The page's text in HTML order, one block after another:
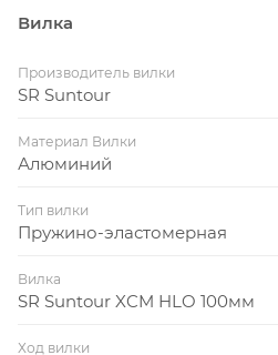
Вилка
Производитель вилки
SR Suntour
Материал Вилки
Алюминий
Тип вилки
Пружино-эластомерная
Вилка
SR Suntour XCM HLO 100мм
Ход вилки